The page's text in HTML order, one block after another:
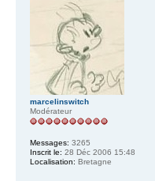
marcelinswitch
Modérateur
Messages: 3265
Inscrit le: 28 Déc 2006 15:48
Localisation: Bretagne